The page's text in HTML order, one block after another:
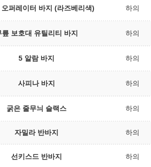
오퍼레이터 바지 (라즈베리색) 하의
릎 보호대 유틸리티 바지 하의
5 알람 바지 하의
사피나 바지 하의
굵은 줄무늬 슬랙스 하의
자밀라 반바지 하의
선키스드 반바지 하의